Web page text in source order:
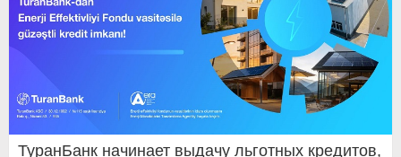
ТуранБанк начинает выдачу льготных кредитов,